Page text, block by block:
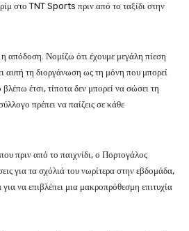
στο TNT Sports πριν από το ταξίδι στην
απόδοση. Νομίζω ότι έχουμε μεγάλη πίεση
αυτή τη διοργάνωση ως τη μόνη που μπορεί
έτσι, τίποτα δεν μπορεί να σώσει τη
πρέπει να παίζεις σε κάθε
πριν από το παιχνίδι, ο Πορτογάλος
για τα σχόλιά του νωρίτερα στην εβδομάδα,
να επιβλέπει μια μακροπρόθεσμη επιτυχία